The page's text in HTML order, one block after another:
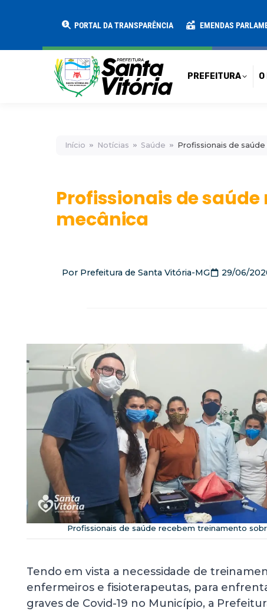
PORTAL DA TRANSPARÊNCIA EMENDAS
PREFEITURA
Início Notícias Saúde Profissionais de
Profissionais de
mecânica
Por Prefeitura de Santa Vitória-MG 29/06/
Profissionais de saúde recebem treinamento
Tendo em vista a necessidade de
enfermeiros e fisioterapeutas, para
graves de Covid-19 no Município, a